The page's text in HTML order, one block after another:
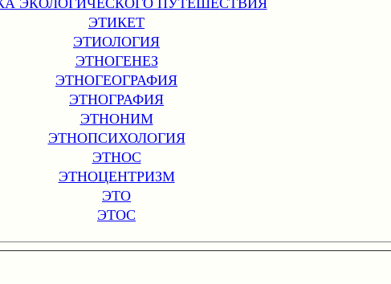
ЭТИКЕТ
ЭТИОЛОГИЯ
ЭТНОГЕНЕЗ
ЭТНОГЕОГРАФИЯ
ЭТНОГРАФИЯ
ЭТНОНИМ
ЭТНОПСИХОЛОГИЯ
ЭТНОС
ЭТНОЦЕНТРИЗМ
ЭТО
ЭТОС